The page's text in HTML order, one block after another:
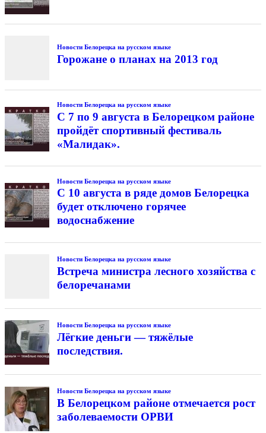
Новости Белорецка на русском языке
Горожане о планах на 2013 год
Новости Белорецка на русском языке
С 7 по 9 августа в Белорецком районе
пройдёт спортивный фестиваль
«Малидак».
Новости Белорецка на русском языке
С 10 августа в ряде домов Белорецка
будет отключено горячее
водоснабжение
Новости Белорецка на русском языке
Встреча министра лесного хозяйства с
белоречанами
Новости Белорецка на русском языке
Лёгкие деньги — тяжёлые
последствия.
Новости Белорецка на русском языке
В Белорецком районе отмечается рост
заболеваемости ОРВИ